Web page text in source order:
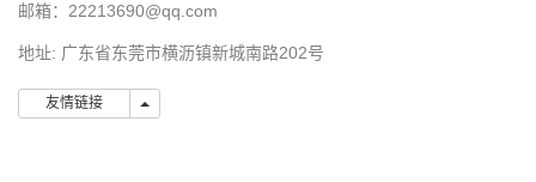
邮箱：22213690@qq.com
地址: 广东省东莞市横沥镇新城南路202号
友情链接 友情链接